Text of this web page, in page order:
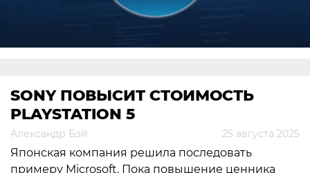
SONY ПОВЫСИТ СТОИМОСТЬ
PLAYSTATION 5
Александр Бэй 25 августа 2025
Японская компания решила последовать
примеру Microsoft. Пока повышение ценника